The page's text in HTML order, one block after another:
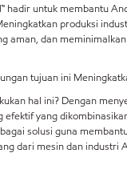
hadir untuk membantu
produksi
aman, dan
tujuan ini
hal ini? Dengan
efektif yang
solusi guna
dari mesin dan industri